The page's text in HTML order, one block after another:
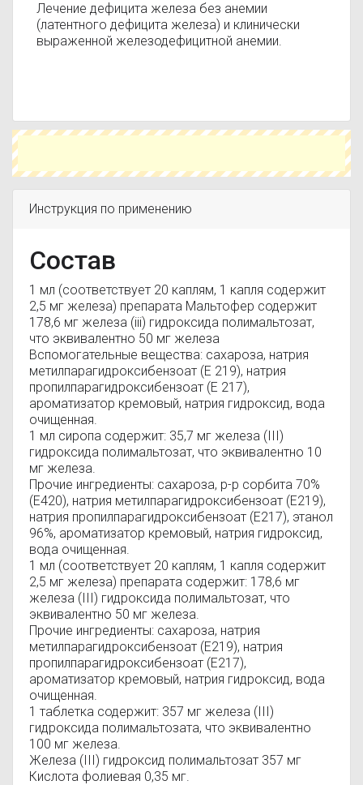
Лечение дефицита железа без анемии
(латентного дефицита железа) и клинически
выраженной железодефицитной анемии.
Инструкция по применению
Состав
1 мл (соответствует 20 каплям, 1 капля содержит
2,5 мг железа) препарата Мальтофер содержит
178,6 мг железа (iii) гидроксида полимальтозат,
что эквивалентно 50 мг железа
Вспомогательные вещества: сахароза, натрия
метилпарагидроксибензоат (Е 219), натрия
пропилпарагидроксибензоат (Е 217),
ароматизатор кремовый, натрия гидроксид, вода
очищенная.
1 мл сиропа содержит: 35,7 мг железа (III)
гидроксида полимальтозат, что эквивалентно 10
мг железа.
Прочие ингредиенты: сахароза, р-р сорбита 70%
(E420), натрия метилпарагидроксибензоат (Е219),
натрия пропилпарагидроксибензоат (Е217), этанол
96%, ароматизатор кремовый, натрия гидроксид,
вода очищенная.
1 мл (соответствует 20 каплям, 1 капля содержит
2,5 мг железа) препарата содержит: 178,6 мг
железа (III) гидроксида полимальтозат, что
эквивалентно 50 мг железа.
Прочие ингредиенты: сахароза, натрия
метилпарагидроксибензоат (Е219), натрия
пропилпарагидроксибензоат (Е217),
ароматизатор кремовый, натрия гидроксид, вода
очищенная.
1 таблетка содержит: 357 мг железа (III)
гидроксида полимальтозата, что эквивалентно
100 мг железа.
Железа (III) гидроксид полимальтозат 357 мг
Кислота фолиевая 0,35 мг.